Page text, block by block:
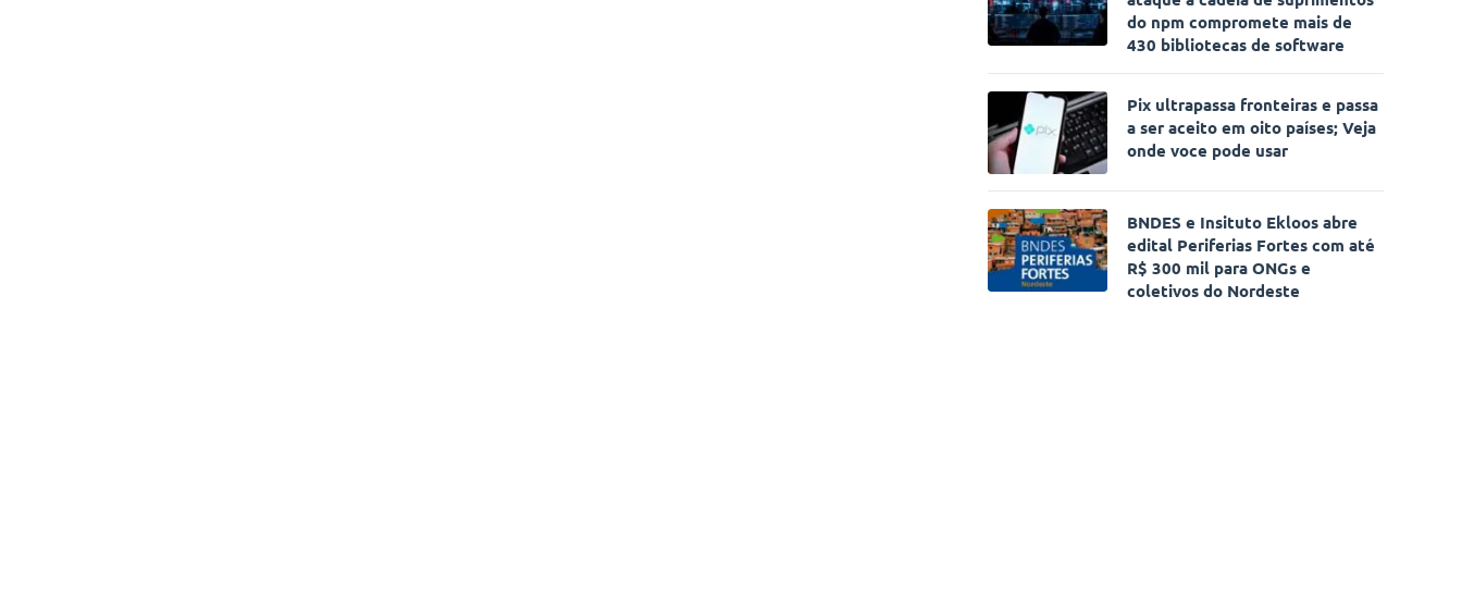
do npm compromete mais de
430 bibliotecas de software
Pix ultrapassa fronteiras e passa
a ser aceito em oito países; Veja
onde voce pode usar
BNDES e Insituto Ekloos abre
edital Periferias Fortes com até
R$ 300 mil para ONGs e
coletivos do Nordeste